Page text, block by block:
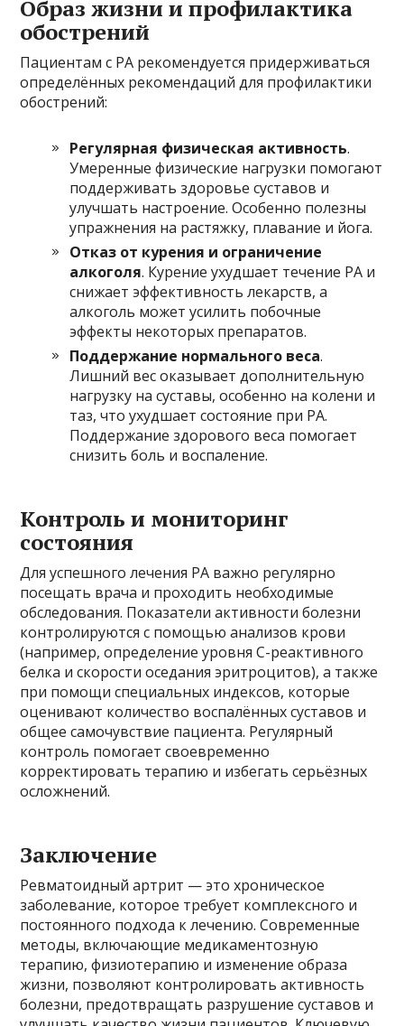
Образ жизни и профилактика
обострений
Пациентам с РА рекомендуется придерживаться
определённых рекомендаций для профилактики
обострений:
Регулярная физическая активность.
Умеренные физические нагрузки помогают
поддерживать здоровье суставов и
улучшать настроение. Особенно полезны
упражнения на растяжку, плавание и йога.
Отказ от курения и ограничение
алкоголя. Курение ухудшает течение РА и
снижает эффективность лекарств, а
алкоголь может усилить побочные
эффекты некоторых препаратов.
Поддержание нормального веса.
Лишний вес оказывает дополнительную
нагрузку на суставы, особенно на колени и
таз, что ухудшает состояние при РА.
Поддержание здорового веса помогает
снизить боль и воспаление.
Контроль и мониторинг
состояния
Для успешного лечения РА важно регулярно
посещать врача и проходить необходимые
обследования. Показатели активности болезни
контролируются с помощью анализов крови
(например, определение уровня С-реактивного
белка и скорости оседания эритроцитов), а также
при помощи специальных индексов, которые
оценивают количество воспалённых суставов и
общее самочувствие пациента. Регулярный
контроль помогает своевременно
корректировать терапию и избегать серьёзных
осложнений.
Заключение
Ревматоидный артрит — это хроническое
заболевание, которое требует комплексного и
постоянного подхода к лечению. Современные
методы, включающие медикаментозную
терапию, физиотерапию и изменение образа
жизни, позволяют контролировать активность
болезни, предотвращать разрушение суставов и